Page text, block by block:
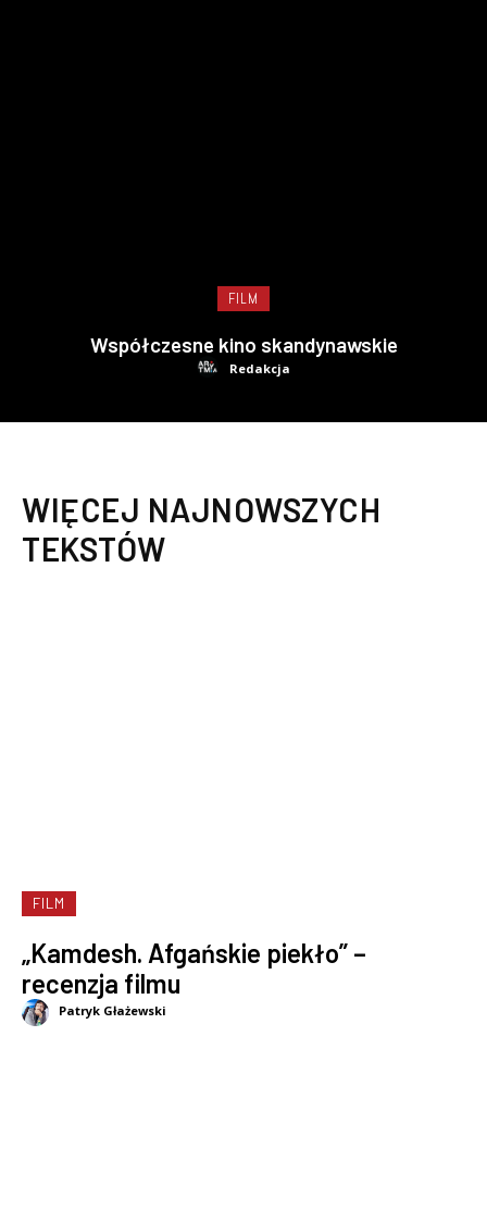
FILM
Współczesne kino skandynawskie
Redakcja
WIĘCEJ NAJNOWSZYCH
TEKSTÓW
FILM
„Kamdesh. Afgańskie piekło” –
recenzja filmu
Patryk Głażewski